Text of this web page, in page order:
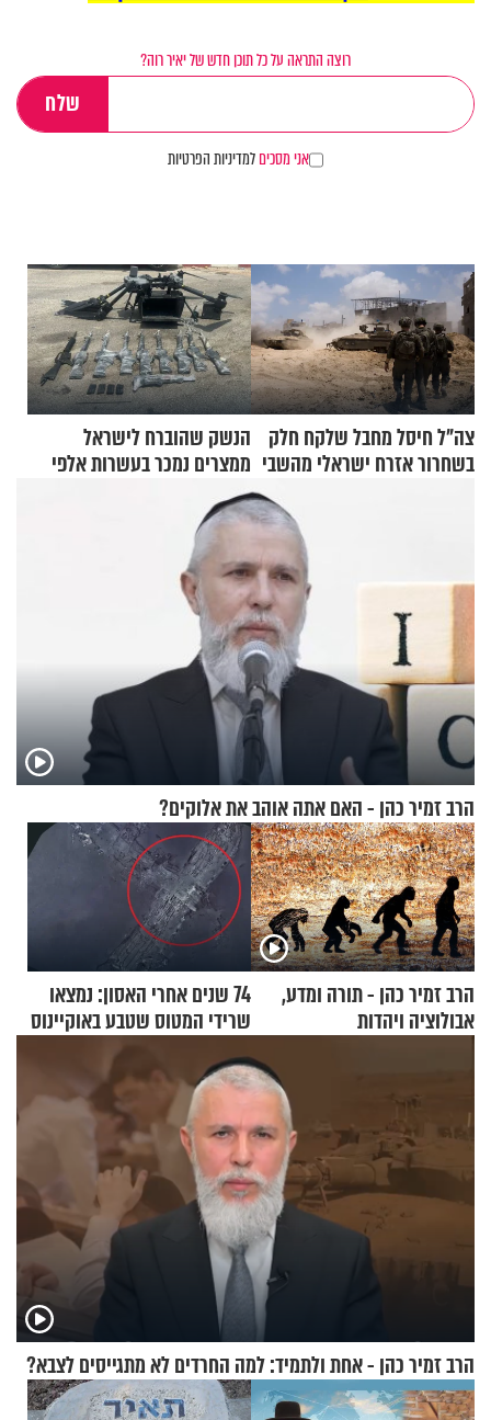
רוצה התראה על כל תוכן חדש של יאיר רוה?
אני מסכיםלמדיניות הפרטיות
צה"ל חיסל מחבל שלקח חלק
בשחרור אזרח ישראלי מהשבי
הנשק שהוברח לישראל
ממצרים נמכר בעשרות אלפי
שקלים
הרב זמיר כהן - האם אתה אוהב את אלוקים?
הרב זמיר כהן - תורה ומדע,
אבולוציה ויהדות
74 שנים אחרי האסון: נמצאו
שרידי המטוס שטבע באוקיינוס
עם עשרות נוסעים
הרב זמיר כהן - אחת ולתמיד: למה החרדים לא מתגייסים לצבא?